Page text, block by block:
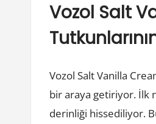
Vozol Salt
Vozol Salt Vanilla
bir araya getiriyor. İlk
derinliği hissediliyor.